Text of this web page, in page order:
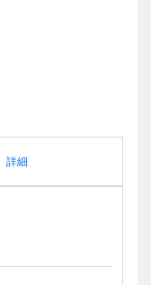
詳細